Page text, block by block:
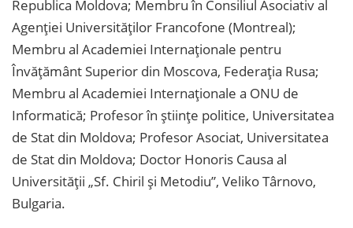
Republica Moldova; Membru în Consiliul Asociativ al
Agenției Universităților Francofone (Montreal);
Membru al Academiei Internaționale pentru
Învățământ Superior din Moscova, Federația Rusa;
Membru al Academiei Internaționale a ONU de
Informatică; Profesor în științe politice, Universitatea
de Stat din Moldova; Profesor Asociat, Universitatea
de Stat din Moldova; Doctor Honoris Causa al
Universității „Sf. Chiril și Metodiu”, Veliko Târnovo,
Bulgaria.